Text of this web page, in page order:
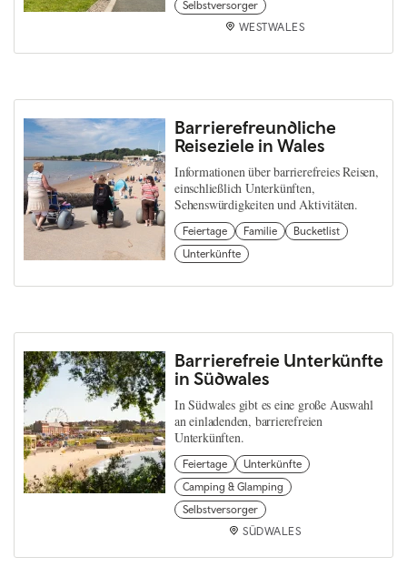
Selbstversorger
WESTWALES
Barrierefreundliche
Reiseziele in Wales
Informationen über barrierefreies Reisen,
einschließlich Unterkünften,
Sehenswürdigkeiten und Aktivitäten.
Feiertage Familie
Bucketlist
Unterkünfte
Barrierefreie Unterkünfte
in Südwales
In Südwales gibt es eine große Auswahl
an einladenden, barrierefreien
Unterkünften.
Feiertage
Unterkünfte
Camping & Glamping
Selbstversorger
SÜDWALES